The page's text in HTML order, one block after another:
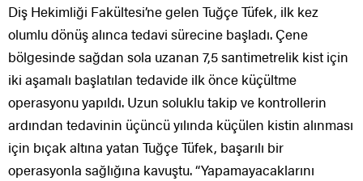
Diş Hekimliği Fakültesi’ne gelen Tuğçe Tüfek, ilk kez
olumlu dönüş alınca tedavi sürecine başladı. Çene
bölgesinde sağdan sola uzanan 7,5 santimetrelik kist için
iki aşamalı başlatılan tedavide ilk önce küçültme
operasyonu yapıldı. Uzun soluklu takip ve kontrollerin
ardından tedavinin üçüncü yılında küçülen kistin alınması
için bıçak altına yatan Tuğçe Tüfek, başarılı bir
operasyonla sağlığına kavuştu. “Yapamayacaklarını